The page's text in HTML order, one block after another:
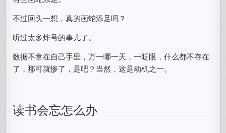
不过回头一想，真的画蛇添足吗？
听过太多炸号的事儿了。
数据不拿在自己手里，万一哪一天，一眨眼，什么都不存在
了，那可就惨了，是吧？当然，这是动机之一。
读书会忘怎么办